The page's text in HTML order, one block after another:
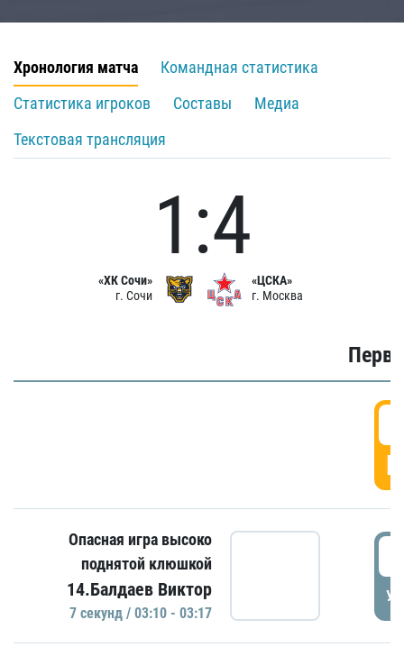
Хронология матча
Командная статистика
Статистика игроков
Составы
Медиа
Текстовая трансляция
«ХК Сочи»
г. Сочи
1:4
«ЦСКА»
г. Москва
Опасная игра высоко
поднятой клюшкой
14.Балдаев Виктор
7 секунд / 03:10 - 03:17